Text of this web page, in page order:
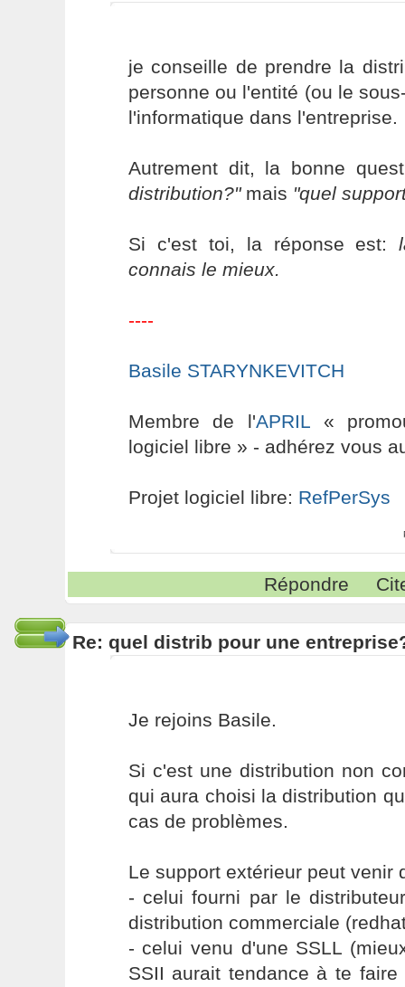
je conseille de prendre la
personne ou l'entité (ou le
l'informatique dans l'entreprise.
Autrement dit, la bonne
distribution?"mais "quel
Si c'est toi, la réponse est:
connais le mieux.
----
Basile STARYNKEVITCH
Membre de l'APRIL «
logiciel libre » - adhérez vous
Projet logiciel libre: RefPerSys
Répondre
Re: quel distrib pour une
Je rejoins Basile.
Si c'est une distribution non
qui aura choisi la distribution
cas de problèmes.
Le support extérieur peut venir
- celui fourni par le
distribution commerciale
- celui venu d'une SSLL
SSII aurait tendance à te